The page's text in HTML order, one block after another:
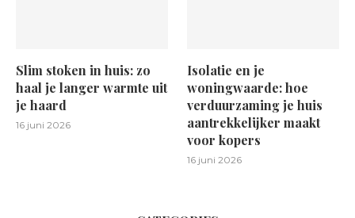
Slim stoken in huis: zo
haal je langer warmte uit
je haard
16 juni 2026
Isolatie en je
woningwaarde: hoe
verduurzaming je huis
aantrekkelijker maakt
voor kopers
16 juni 2026